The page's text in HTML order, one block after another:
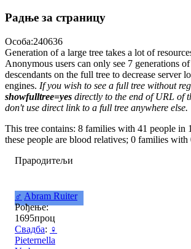
Радње за страницу
Особа:240636
Generation of a large tree takes a lot of
Anonymous users can only see 7 generations
descendants on the full tree to decrease server
engines. If you wish to see a full tree without
showfulltree=yes directly to the end of URL of
don't use direct link to a full tree anywhere else.
This tree contains: 8 families with 41 people in
these people are blood relatives; 0 families with
Прародитељи
♂ Abram Ruiter
Рођење:
1695проц
Свадба: ♀
Pieternella